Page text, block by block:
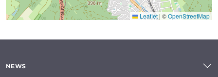
Leaflet | ©OpenStreetMap
NEWS